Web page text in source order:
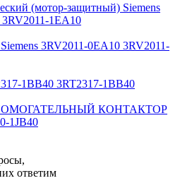
(мотор-защитный) Siemens
1EA10
3RV2011-0EA10 3RV2011-
1BB40 3RT2317-1BB40
КОНТАКТОР
1JB40
ответим